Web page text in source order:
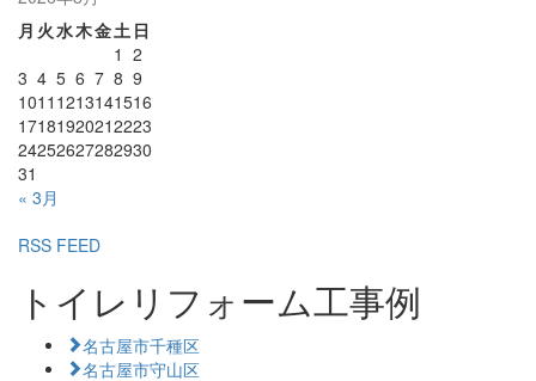
月 火水木金土 日
1 2
3 4 5 6 7 8 9
1011 1213141516
17181920212223
24252627282930
31
« 3月
RSS FEED
トイレリフォーム工事例
名古屋市千種区
名古屋市守山区